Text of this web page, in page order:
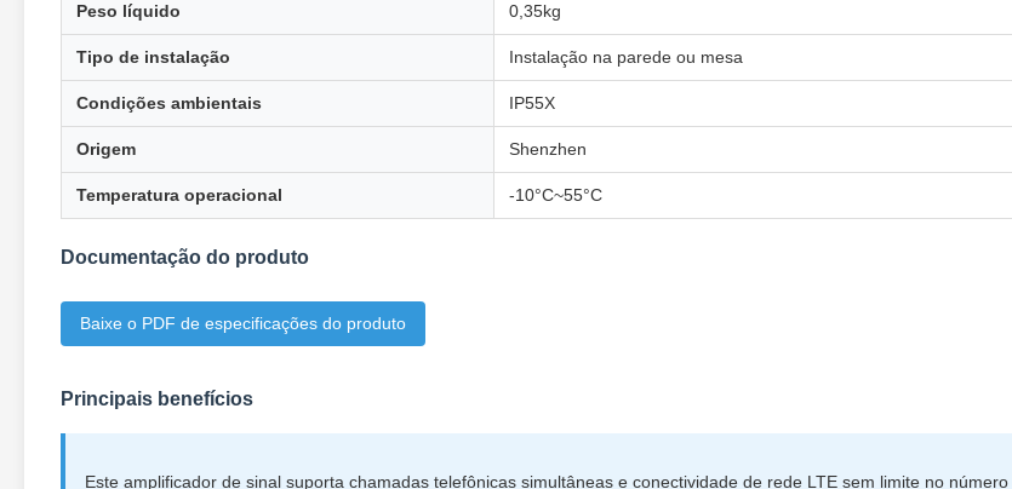
Peso líquido 0,35kg
Tipo de instalação Instalação na parede ou mesa
Condições ambientais IP55X
Origem Shenzhen
Temperatura operacional -10°C~55°C
Documentação do produto
Baixe o PDF de especificações do produto
Principais benefícios
Este amplificador de sinal suporta chamadas telefônicas simultâneas e conectividade de rede LTE sem limite no número